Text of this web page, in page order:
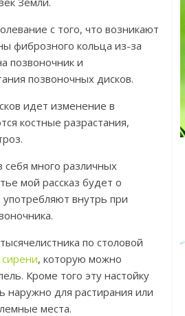
с того, что возникают
фиброзного кольца из-за
позвоночник и
позвоночных дисков.
идет изменение в
костные разрастания,
много различных
мой рассказ будет о
внутрь при
по столовой
сирени, которую можно
Кроме того эту настойку
наружно для растирания или
места.